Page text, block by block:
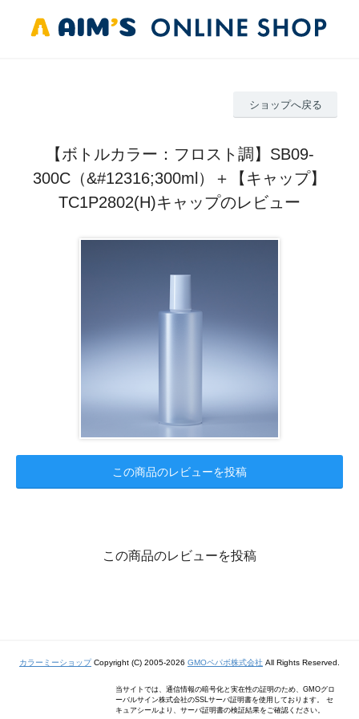
ショップへ戻る
【ボトルカラー：フロスト調】SB09-
300C（&#12316;300ml）＋【キャップ】
TC1P2802(H)キャップのレビュー
この商品のレビューを投稿
この商品のレビューを投稿
カラーミーショップCopyright (C) 2005-2026 GMOペパボ株式会社 All Rights Reserved.
当サイトでは、通信情報の暗号化と実在性の証明のため、GMOグロ
ーバルサイン株式会社のSSLサーバ証明書を使用しております。 セ
キュアシールより、サーバ証明書の検証結果をご確認ください。